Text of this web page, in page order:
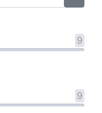
9
9